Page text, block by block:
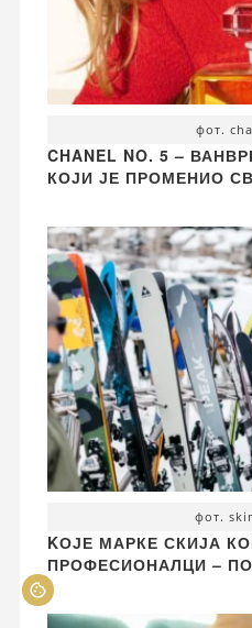
фот.
CHANEL NO. 5 –
КОЈИ ЈЕ ПРОМЕНИО
фот.
KОЈЕ МАРКЕ СКИЈА
ПРОФЕСИОНАЛЦИ –